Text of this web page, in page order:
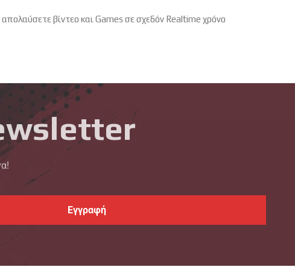
βίντεο και Games σε σχεδόν Realtime χρόνο